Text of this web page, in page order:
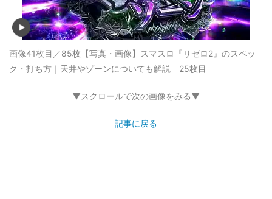
画像41枚目／85枚 【写真・画像】スマスロ『リゼロ2』のスペッ
ク・打ち方｜天井やゾーンについても解説 25枚目
▼スクロールで次の画像をみる▼
記事に戻る